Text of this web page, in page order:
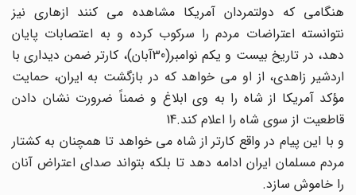
هنگامی که دولتمردان آمریکا مشاهده می کنند ازهاری نیز
نتوانسته اعتراضات مردم را سرکوب کرده و به اعتصابات پایان
دهد، در تاریخ بیست و یکم نوامبر(30آبان)، کارتر ضمن دیداری با
اردشیر زاهدی، از او می خواهد که در بازگشت به ایران، حمایت
مؤکد آمریکا از شاه را به وی ابلاغ و ضمناً ضرورت نشان دادن
قاطعیت از سوی شاه را اعلام کند.14
و با این پیام در واقع کارتر از شاه می خواهد تا همچنان به کشتار
مردم مسلمان ایران ادامه دهد تا بلکه بتواند صدای اعتراض آنان
را خاموش سازد.